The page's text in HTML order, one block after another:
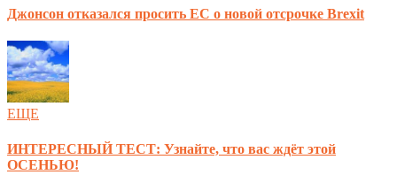
Джонсон отказался просить ЕС о новой отсрочке Brexit
ЕЩЕ
ИНТЕРЕСНЫЙ ТЕСТ: Узнайте, что вас ждёт этой
ОСЕНЬЮ!